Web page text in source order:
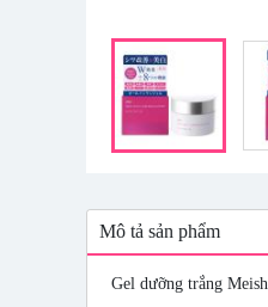
Mô tả sản phẩm
Gel dưỡng trắng